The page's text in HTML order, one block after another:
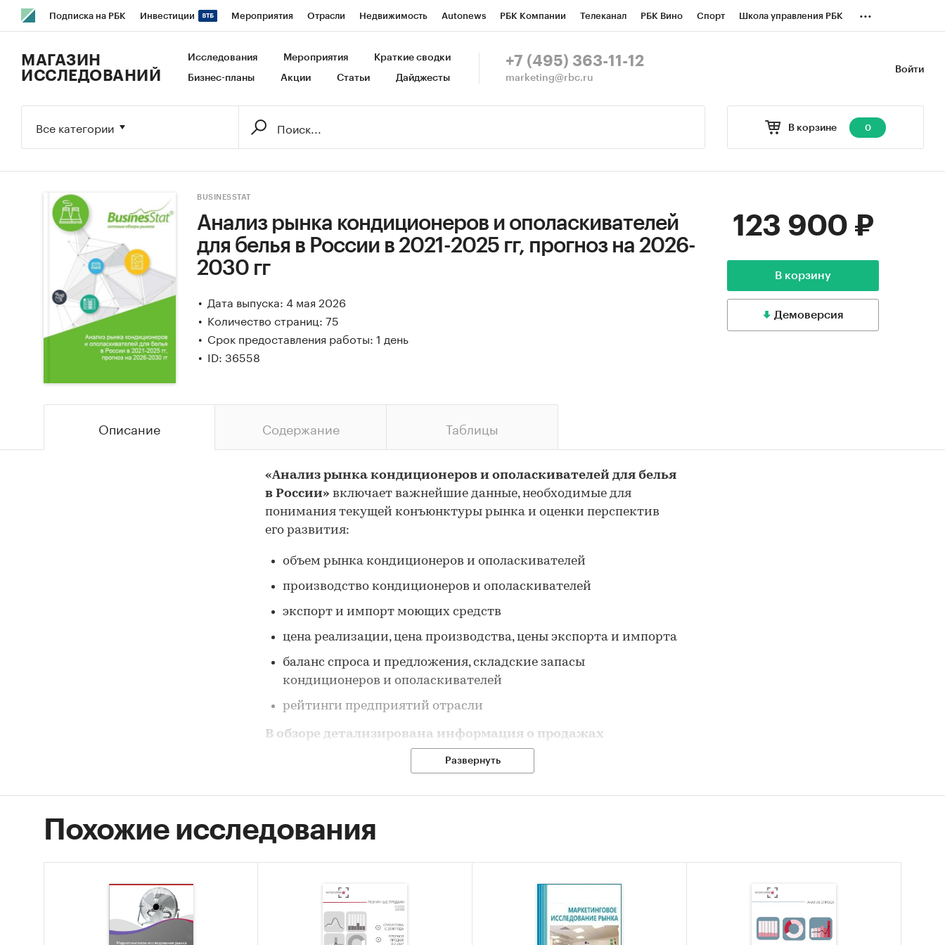
Подписка на РБК Инвестиции Мероприятия Отрасли Недвижимость Autonews РБК Компании Телеканал РБК Вино Спорт Школа управления РБК
Исследования Кредитные рейтинги Франшизы Газета Спецпроекты СПб Конференции СПб Спецпроекты
...
Войти
МАГАЗИН
ИССЛЕДОВАНИЙ
Исследования Мероприятия Краткие сводки
Бизнес-планы Акции Статьи Дайджесты
+7 (495) 363-11-12
marketing@rbc.ru
В корзине 0
Все категории
BUSINESSTAT
Анализ рынка кондиционеров и ополаскивателей
для белья в России в 2021-2025 гг, прогноз на 2026-
2030 гг
Дата выпуска: 4 мая 2026
Количество страниц: 75
Срок предоставления работы: 1 день
ID: 36558
123 900 ₽
В корзину
Демоверсия
Описание Содержание Таблицы
«Анализ рынка кондиционеров и ополаскивателей для белья
в России» включает важнейшие данные, необходимые для
понимания текущей конъюнктуры рынка и оценки перспектив
его развития:
объем рынка кондиционеров и ополаскивателей
производство кондиционеров и ополаскивателей
экспорт и импорт моющих средств
цена реализации, цена производства, цены экспорта и импорта
баланс спроса и предложения, складские запасы
кондиционеров и ополаскивателей
рейтинги предприятий отрасли
В обзоре детализирована информация о продажах
кондиционеров и ополаскивателей по секторам рынка:
розничная торговля (ритейл)
Сектор розничной торговли кондиционерами и
ополаскивателями рассмотрен наиболее подробно.
Розничные продажи кондиционерами и ополаскивателями
детализированы:
Развернуть
Похожие исследования